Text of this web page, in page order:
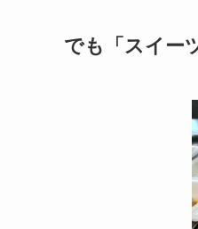
でも「スイー